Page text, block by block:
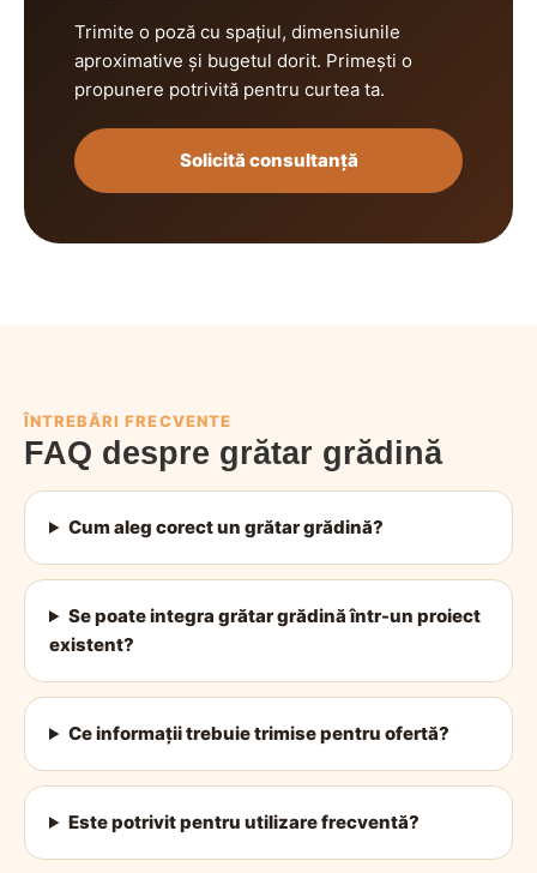
Trimite o poză cu spațiul, dimensiunile
aproximative și bugetul dorit. Primești o
propunere potrivită pentru curtea ta.
Solicită consultanță
ÎNTREBĂRI FRECVENTE
FAQ despre grătar grădină
Cum aleg corect un grătar grădină?
Se poate integra grătar grădină într-un proiect
existent?
Ce informații trebuie trimise pentru ofertă?
Este potrivit pentru utilizare frecventă?